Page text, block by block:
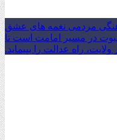
مردمی نغمه های عشق
در مسیر امامت است تا
راه عدالت را بپیماید.